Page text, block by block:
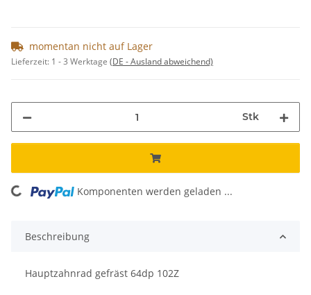
momentan nicht auf Lager
Lieferzeit: 1 - 3 Werktage (DE - Ausland abweichend)
Stk
Loading... Komponenten werden geladen ...
Beschreibung
Hauptzahnrad gefräst 64dp 102Z